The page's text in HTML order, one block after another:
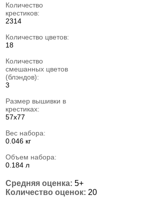
Средняя оценка:5+
Количество оценок: 20
Количество
крестиков:
2314
Количество цветов:
18
Количество
смешанных цветов
(блэндов):
3
Размер вышивки в
крестиках:
57х77
Вес набора:
0.046 кг
Объем набора:
0.184 л